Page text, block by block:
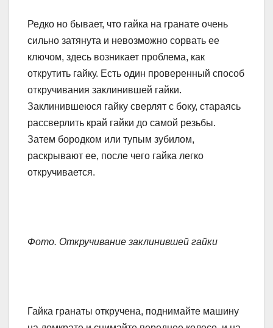
Редко но бывает, что гайка на гранате очень
сильно затянута и невозможно сорвать ее
ключом, здесь возникает проблема, как
открутить гайку. Есть один проверенный способ
откручивания заклинившей гайки.
Заклинившеюся гайку сверлят с боку, стараясь
рассверлить край гайки до самой резьбы.
Затем бородком или тупым зубилом,
раскрывают ее, после чего гайка легко
откручивается.
Фото. Откручивание заклинившей гайки
Гайка гранаты откручена, поднимайте машину